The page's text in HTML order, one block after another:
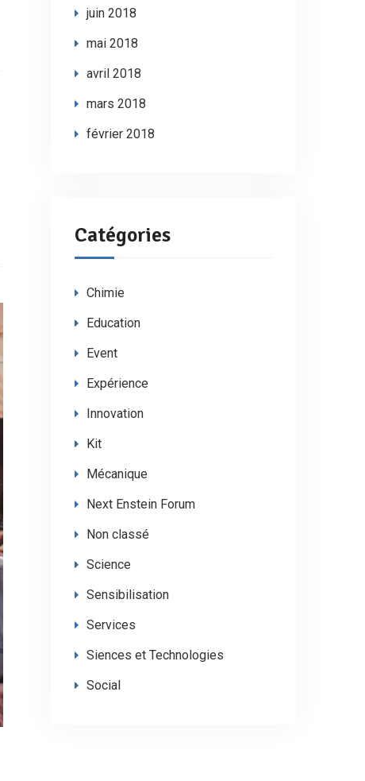
juin 2018
mai 2018
avril 2018
mars 2018
février 2018
Catégories
Chimie
Education
Event
Expérience
Innovation
Kit
Mécanique
Next Enstein Forum
Non classé
Science
Sensibilisation
Services
Siences et Technologies
Social